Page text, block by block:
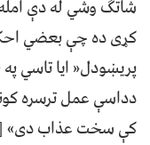
شاتګ وشي له دې امله
کړی ده چې بعضي
پريښودل« ايا تاسي
دداسې عمل ترسره
کې سخت عذاب دی»